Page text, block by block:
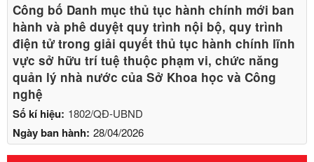
Số kí hiệu: 1802/QĐ-UBND
Ngày ban hành: 28/04/2026
Công bố Danh mục thủ tục hành chính mới ban
hành và phê duyệt quy trình nội bộ, quy trình
điện tử trong giải quyết thủ tục hành chính lĩnh
vực sở hữu trí tuệ thuộc phạm vi, chức năng
quản lý nhà nước của Sở Khoa học và Công
nghệ